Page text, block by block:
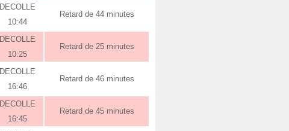
DECOLLE
10:44
Retard de 44 minutes
DECOLLE
10:25
Retard de 25 minutes
DECOLLE
16:46
Retard de 46 minutes
DECOLLE
16:45
Retard de 45 minutes